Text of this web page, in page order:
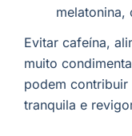
melatonina,
Evitar cafeína,
muito
podem contribuir
tranquila e